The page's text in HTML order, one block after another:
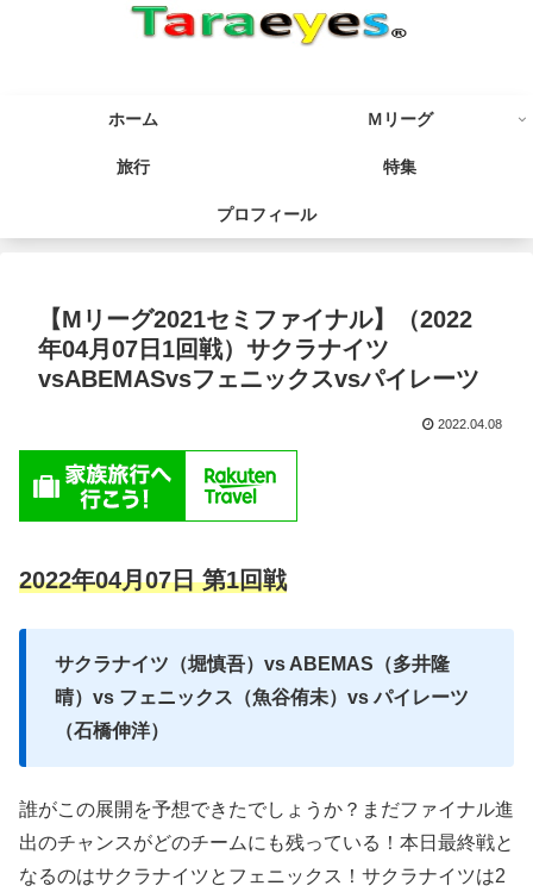
ホーム Ｍリーグ
旅行 特集
プロフィール
【Mリーグ2021セミファイナル】（2022
年04月07日1回戦）サクラナイツ
vsABEMASvsフェニックスvsパイレーツ
2022.04.08
2022年04月07日 第1回戦
サクラナイツ（堀慎吾）vs ABEMAS（多井隆
晴）vs フェニックス（魚谷侑未）vs パイレーツ
（石橋伸洋）
誰がこの展開を予想できたでしょうか？まだファイナル進
出のチャンスがどのチームにも残っている！本日最終戦と
なるのはサクラナイツとフェニックス！サクラナイツは2